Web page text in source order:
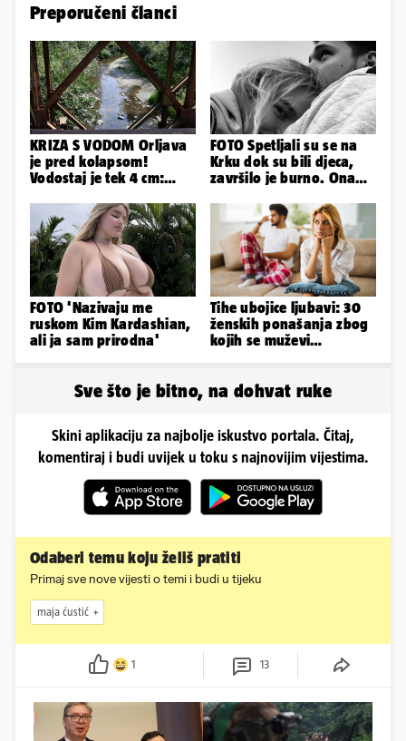
Preporučeni članci
KRIZA S VODOM Orljava
je pred kolapsom!
Vodostaj je tek 4 cm:
FOTO Spetljali su se na
Krku dok su bili djeca,
završilo je burno. Ona
FOTO 'Nazivaju me
ruskom Kim Kardashian,
ali ja sam prirodna'
Tihe ubojice ljubavi: 30
ženskih ponašanja zbog
kojih se muževi
Sve što je bitno, na dohvat ruke
Skini aplikaciju za najbolje iskustvo portala. Čitaj,
komentiraj i budi uvijek u toku s najnovijim vijestima.
Odaberi temu koju želiš pratiti
Primaj sve nove vijesti o temi i budi u tijeku
maja ćustić
1 13